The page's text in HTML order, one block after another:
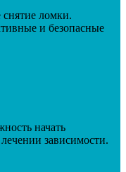
ломки.
и безопасные
начать
зависимости.